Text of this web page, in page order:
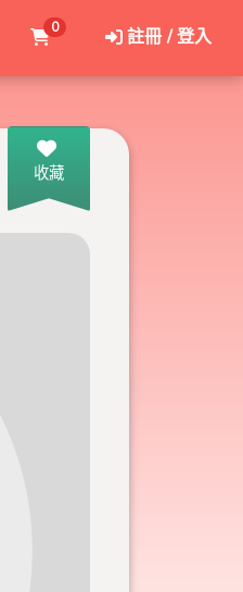
0 註冊 / 登入
收藏